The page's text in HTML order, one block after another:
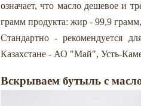
означает, что масло дешевое и
грамм продукта: жир - 99,9
Стандартно - рекомендуется
Казахстане - АО "Май", Усть-
Вскрываем бутыль с